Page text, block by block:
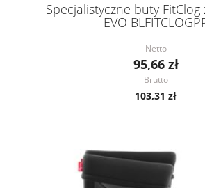
Specjalistyczne buty FitClog
EVO
Netto
95,66 zł
Brutto
103,31 zł